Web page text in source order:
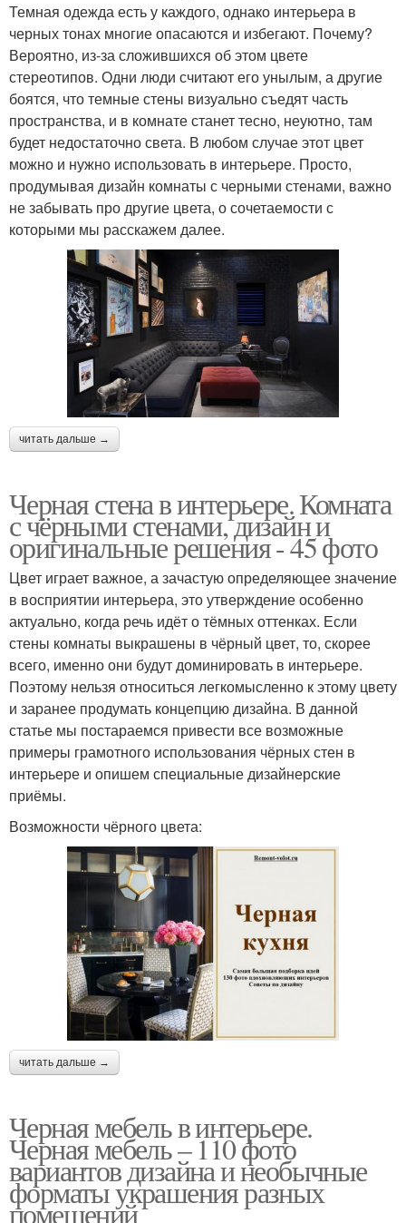
Темная одежда есть у каждого, однако интерьера в
черных тонах многие опасаются и избегают. Почему?
Вероятно, из-за сложившихся об этом цвете
стереотипов. Одни люди считают его унылым, а другие
боятся, что темные стены визуально съедят часть
пространства, и в комнате станет тесно, неуютно, там
будет недостаточно света. В любом случае этот цвет
можно и нужно использовать в интерьере. Просто,
продумывая дизайн комнаты с черными стенами, важно
не забывать про другие цвета, о сочетаемости с
которыми мы расскажем далее.
читать дальше →
Черная стена в интерьере. Комната
с чёрными стенами, дизайн и
оригинальные решения - 45 фото
Цвет играет важное, а зачастую определяющее значение
в восприятии интерьера, это утверждение особенно
актуально, когда речь идёт о тёмных оттенках. Если
стены комнаты выкрашены в чёрный цвет, то, скорее
всего, именно они будут доминировать в интерьере.
Поэтому нельзя относиться легкомысленно к этому цвету
и заранее продумать концепцию дизайна. В данной
статье мы постараемся привести все возможные
примеры грамотного использования чёрных стен в
интерьере и опишем специальные дизайнерские
приёмы.
Возможности чёрного цвета:
читать дальше →
Черная мебель в интерьере.
Черная мебель – 110 фото
вариантов дизайна и необычные
форматы украшения разных
помещений